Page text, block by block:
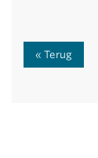
Terug